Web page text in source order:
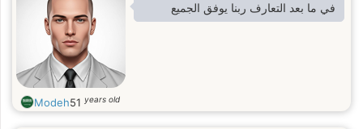
في ما بعد التعارف ربنا يوفق الجميع
Modeh51 years old